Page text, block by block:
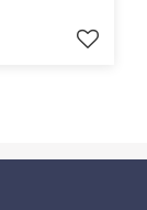
Lägg